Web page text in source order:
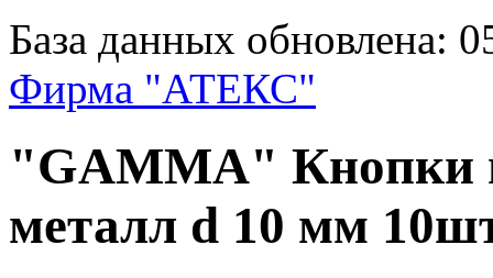
База данных обновлена:
Фирма "АТЕКС"
"GAMMA" Кнопки
металл d 10 мм